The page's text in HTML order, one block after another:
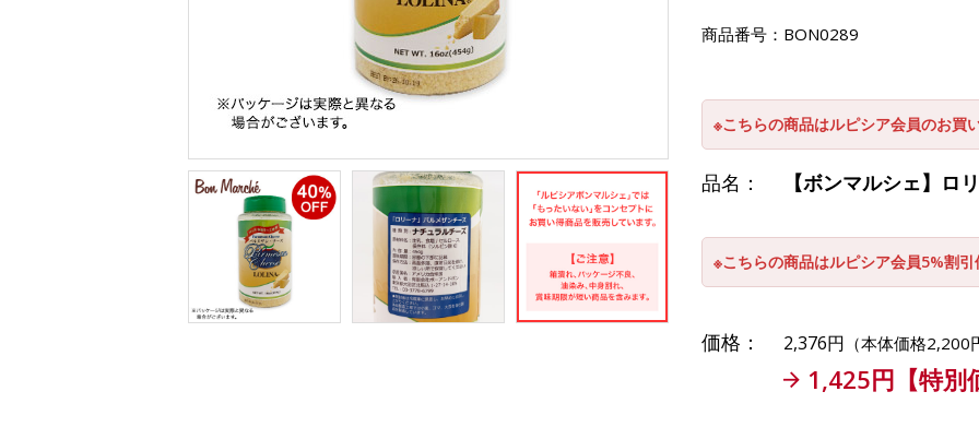
商品番号： BON0289
※こちらの商品はルピシア会員のお買
品名： 【ボンマルシェ】ロ
※こちらの商品はルピシア会員5%割
価格： 2,376円 （本体価格2,200
1,425円【特別